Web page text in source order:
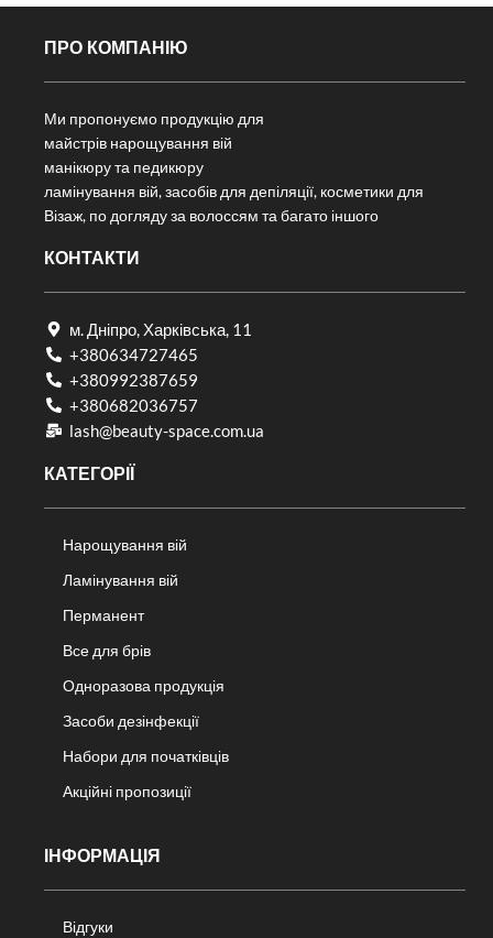
ПРО КОМПАНІЮ
Ми пропонуємо продукцію для
майстрів нарощування вій
манікюру та педикюру
ламінування вій, засобів для депіляції, косметики для
Візаж, по догляду за волоссям та багато іншого
КОНТАКТИ
м. Дніпро, Харківська, 11
+380634727465
+380992387659
+380682036757​
lash@beauty-space.com.ua
КАТЕГОРІЇ
Нарощування вій
Ламінування вій
Перманент
Все для брів
Одноразова продукція
Засоби дезінфекції
Набори для початківців
Акційні пропозиції
ІНФОРМАЦІЯ
Відгуки